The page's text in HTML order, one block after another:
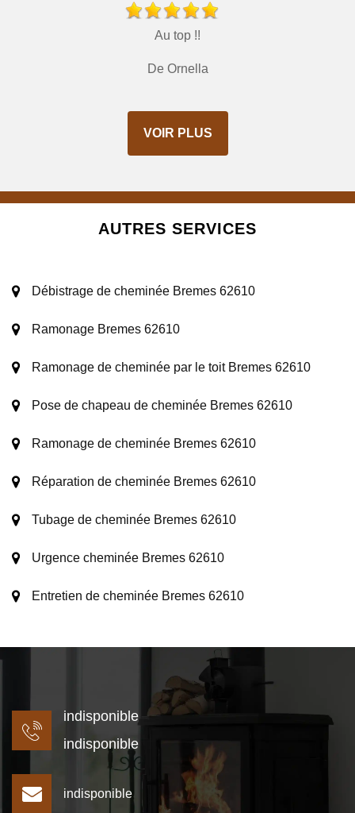
Au top !!
De Ornella
VOIR PLUS
AUTRES SERVICES
Débistrage de cheminée Bremes 62610
Ramonage Bremes 62610
Ramonage de cheminée par le toit Bremes 62610
Pose de chapeau de cheminée Bremes 62610
Ramonage de cheminée Bremes 62610
Réparation de cheminée Bremes 62610
Tubage de cheminée Bremes 62610
Urgence cheminée Bremes 62610
Entretien de cheminée Bremes 62610
indisponible
indisponible
indisponible